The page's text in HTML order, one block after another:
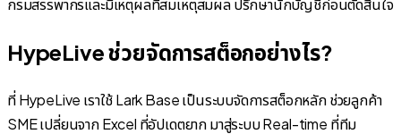
กรมสรรพากรและมีเหตุผลที่สมเหตุสมผล ปรึกษานักบัญชีก่อนตัดสินใจ
HypeLive ช่วยจัดการสต็อกอย่างไร?
ที่ HypeLive เราใช้ Lark Base เป็นระบบจัดการสต็อกหลัก ช่วยลูกค้า
SME เปลี่ยนจาก Excel ที่อัปเดตยาก มาสู่ระบบ Real-time ที่ทีม